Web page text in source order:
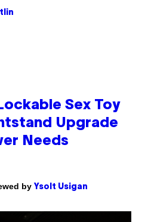
Sex Toy
Upgrade
Needs
by Ysolt Usigan